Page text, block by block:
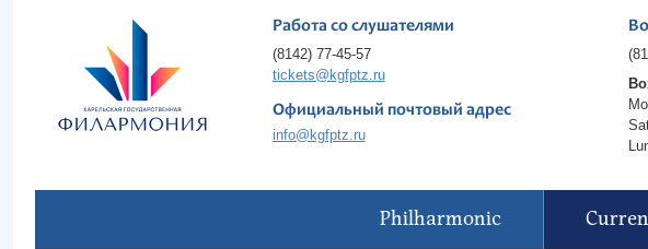
Работа со слушателями
(8142) 77-45-57
tickets@kgfptz.ru
Официальный почтовый адрес
info@kgfptz.ru
Philharmonic